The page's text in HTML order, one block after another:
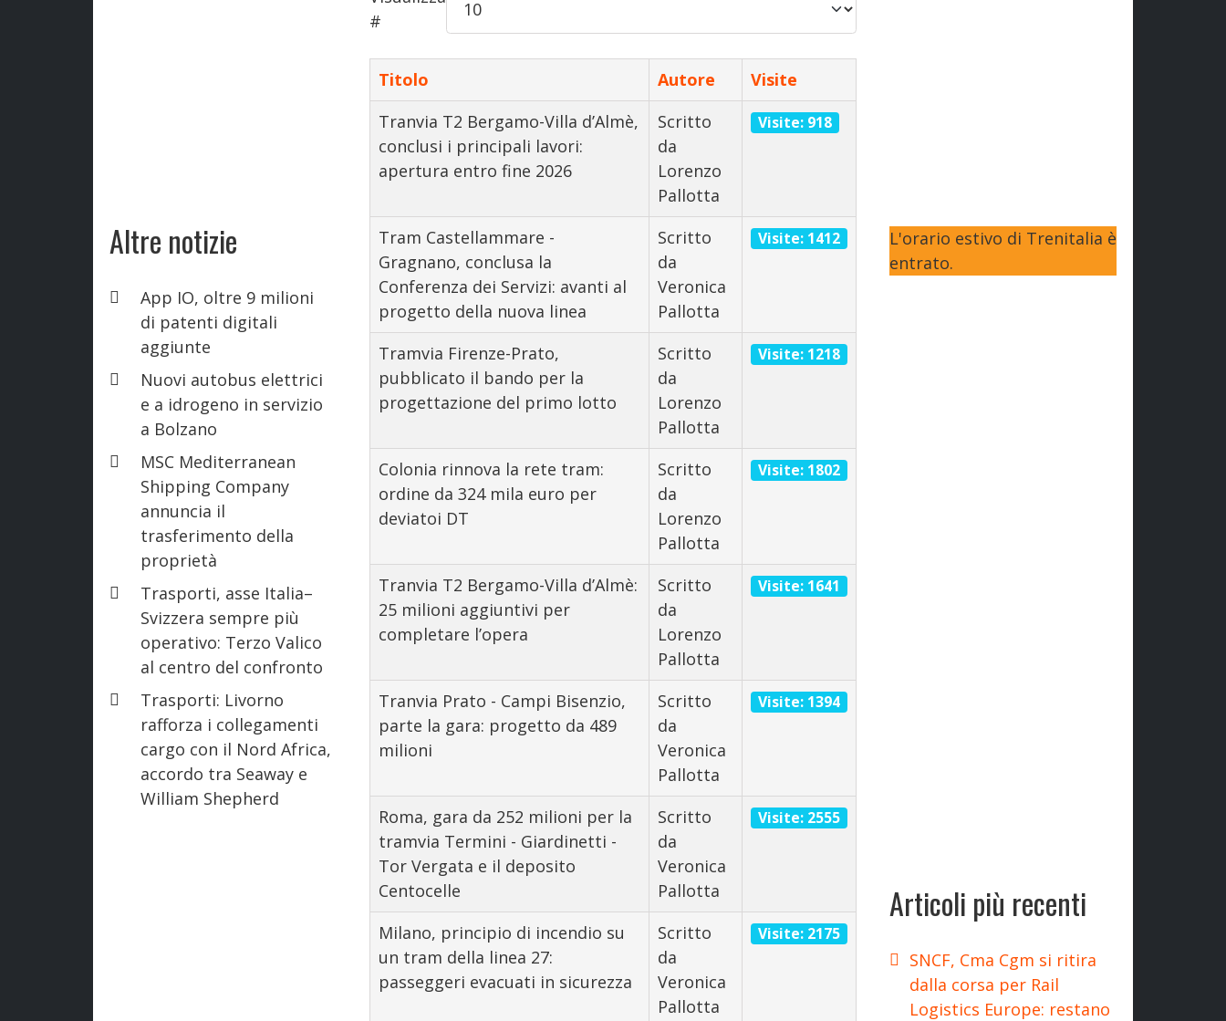
Altre notizie
App IO, oltre 9 milioni
di patenti digitali
aggiunte
Nuovi autobus elettrici
e a idrogeno in servizio
a Bolzano
MSC Mediterranean
Shipping Company
annuncia il
trasferimento della
proprietà
Trasporti, asse Italia–
Svizzera sempre più
operativo: Terzo Valico
al centro del confronto
Trasporti: Livorno
rafforza i collegamenti
cargo con il Nord Africa,
accordo tra Seaway e
William Shepherd
#
Titolo Autore
Visite
Tranvia T2 Bergamo-Villa d’Almè,
conclusi i principali lavori:
apertura entro fine 2026
Scritto
da
Lorenzo
Pallotta
Visite: 918
Tram Castellammare -
Gragnano, conclusa la
Conferenza dei Servizi: avanti al
progetto della nuova linea
Scritto
da
Veronica
Pallotta
Visite: 1412
Tramvia Firenze-Prato,
pubblicato il bando per la
progettazione del primo lotto
Scritto
da
Lorenzo
Pallotta
Visite: 1218
Colonia rinnova la rete tram:
ordine da 324 mila euro per
deviatoi DT
Scritto
da
Lorenzo
Pallotta
Visite: 1802
Tranvia T2 Bergamo-Villa d’Almè:
25 milioni aggiuntivi per
completare l’opera
Scritto
da
Lorenzo
Pallotta
Visite: 1641
Tranvia Prato - Campi Bisenzio,
parte la gara: progetto da 489
milioni
Scritto
da
Veronica
Pallotta
Visite: 1394
Roma, gara da 252 milioni per la
tramvia Termini - Giardinetti -
Tor Vergata e il deposito
Centocelle
Scritto
da
Veronica
Pallotta
Visite: 2555
Milano, principio di incendio su
un tram della linea 27:
passeggeri evacuati in sicurezza
Scritto
da
Veronica
Pallotta
Visite: 2175
L'orario estivo di Trenitalia è
entrato.
Articoli più recenti
SNCF, Cma Cgm si ritira
dalla corsa per Rail
Logistics Europe: restano